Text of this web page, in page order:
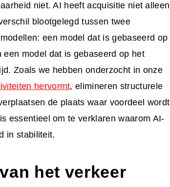
niet. AI heeft acquisitie niet alleen
blootgelegd tussen twee
een model dat is gebaseerd op
model dat is gebaseerd op het
Zoals we hebben onderzocht in onze
hervormt, elimineren structurele
de plaats waar voordeel wordt
essentieel om te verklaren waarom AI-
in stabiliteit.
het verkeer